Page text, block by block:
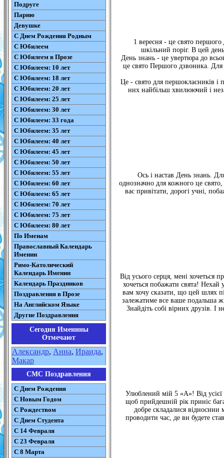
Подруге
Парню
Девушке
С Днем Рождения Родным
С Юбилеем
С Юбилеем в Прозе
С Юбилеем: 10 лет
С Юбилеем: 18 лет
С Юбилеем: 20 лет
С Юбилеем: 25 лет
С Юбилеем: 30 лет
С Юбилеем: 33 года
С Юбилеем: 35 лет
С Юбилеем: 40 лет
С Юбилеем: 45 лет
С Юбилеем: 50 лет
С Юбилеем: 55 лет
С Юбилеем: 60 лет
С Юбилеем: 65 лет
С Юбилеем: 70 лет
С Юбилеем: 75 лет
С Юбилеем: 80 лет
По Именам
Православный Календарь
Именин
Римо-Католический
Календарь Именин
Календарь Праздников
Поздравления в Прозе
На Английском Языке
Другие Поздравления
Сегодня Именины
Отмечают
Александр, Анна, Ираида,
Макар
СМС Поздравления
С Днем Рождения
С Новым Годом
С Рождеством
C Днем Студента
С 14 Февраля
С 23 Февраля
С 8 Марта
1 вересня - це свято
шкільний поріг. В цей
День знань - це увертюра до
це свято Першого дзвоника.
Це - свято для першокласників і
них найбільш хвилюючий і
Ось і настав День знань.
однозначно для кожного це свято,
вас привітати, дорогі учні,
Від усього серця, мені
хочеться побажати свята!
вам хочу сказати, що цей шлях
залежатиме все ваше подальша
Знайдіть собі вірних друзів.
Улюблений мій 5 «А»! Від
щоб прийдешній рік приніс
добре складалися
проводити час, де ви будете